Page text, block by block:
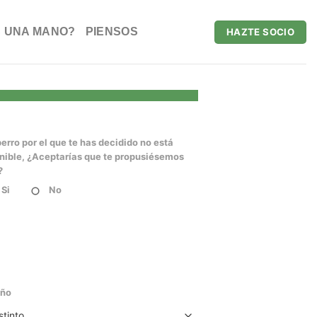
MANO? PIENSOS HAZTE SOCIO
por el que te has decidido no está
¿Aceptarías que te propusiésemos
Si
No